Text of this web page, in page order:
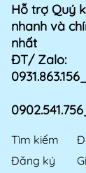
Hỗ trợ Quý
nhanh và
nhất
ĐT/ Zalo:
Tìm kiếm
Đăng ký